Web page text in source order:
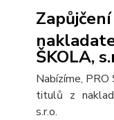
ŠKOLA,
Nabízíme, PRO
titulů z
s.r.o.